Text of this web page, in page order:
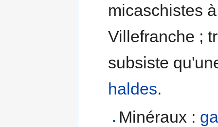
micaschistes
Villefranche ;
subsiste
haldes.
Minéraux :